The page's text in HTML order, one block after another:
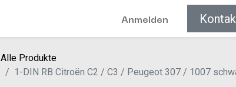
Anmelden
Alle Produkte
1-DIN RB Citroën C2 / C3 / Peugeot 307 / 1007